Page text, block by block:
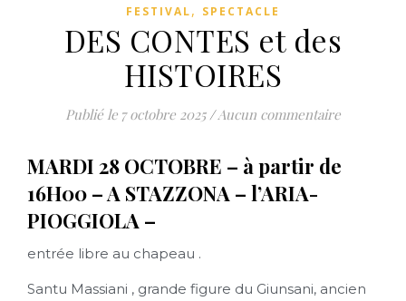
FESTIVAL, SPECTACLE
DES CONTES et des
HISTOIRES
7 octobre 2025 /Aucun commentaire
MARDI 28 OCTOBRE – à partir de
16H00 – A STAZZONA – l’ARIA-
PIOGGIOLA –
entrée libre au chapeau .
Santu Massiani , grande figure du Giunsani, ancien